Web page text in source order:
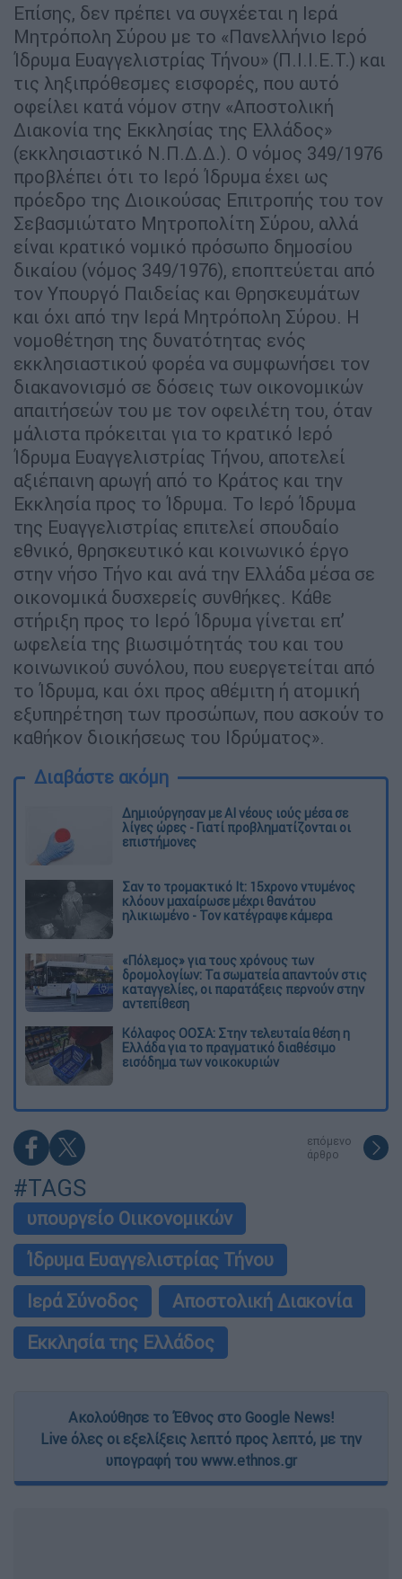
Επίσης, δεν πρέπει να συγχέεται η Ιερά
Μητρόπολη Σύρου με το «Πανελλήνιο Ιερό
Ίδρυμα Ευαγγελιστρίας Τήνου» (Π.Ι.Ι.Ε.Τ.) και
τις ληξιπρόθεσμες εισφορές, που αυτό
οφείλει κατά νόμον στην «Αποστολική
Διακονία της Εκκλησίας της Ελλάδος»
(εκκλησιαστικό Ν.Π.Δ.Δ.). Ο νόμος 349/1976
προβλέπει ότι το Ιερό Ίδρυμα έχει ως
πρόεδρο της Διοικούσας Επιτροπής του τον
Σεβασμιώτατο Μητροπολίτη Σύρου, αλλά
είναι κρατικό νομικό πρόσωπο δημοσίου
δικαίου (νόμος 349/1976), εποπτεύεται από
τον Υπουργό Παιδείας και Θρησκευμάτων
και όχι από την Ιερά Μητρόπολη Σύρου. Η
νομοθέτηση της δυνατότητας ενός
εκκλησιαστικού φορέα να συμφωνήσει τον
διακανονισμό σε δόσεις των οικονομικών
απαιτήσεών του με τον οφειλέτη του, όταν
μάλιστα πρόκειται για το κρατικό Ιερό
Ίδρυμα Ευαγγελιστρίας Τήνου, αποτελεί
αξιέπαινη αρωγή από το Κράτος και την
Εκκλησία προς το Ίδρυμα. Το Ιερό Ίδρυμα
της Ευαγγελιστρίας επιτελεί σπουδαίο
εθνικό, θρησκευτικό και κοινωνικό έργο
στην νήσο Τήνο και ανά την Ελλάδα μέσα σε
οικονομικά δυσχερείς συνθήκες. Κάθε
στήριξη προς το Ιερό Ίδρυμα γίνεται επ’
ωφελεία της βιωσιμότητάς του και του
κοινωνικού συνόλου, που ευεργετείται από
το Ίδρυμα, και όχι προς αθέμιτη ή ατομική
εξυπηρέτηση των προσώπων, που ασκούν το
καθήκον διοικήσεως του Ιδρύματος».
Διαβάστε ακόμη
Δημιούργησαν με AI νέους ιούς μέσα σε
λίγες ώρες - Γιατί προβληματίζονται οι
επιστήμονες
Σαν το τρομακτικό It: 15χρονο ντυμένος
κλόουν μαχαίρωσε μέχρι θανάτου
ηλικιωμένο - Τον κατέγραψε κάμερα
«Πόλεμος» για τους χρόνους των
δρομολογίων: Τα σωματεία απαντούν στις
καταγγελίες, οι παρατάξεις περνούν στην
αντεπίθεση
Κόλαφος ΟΟΣΑ: Στην τελευταία θέση η
Ελλάδα για το πραγματικό διαθέσιμο
εισόδημα των νοικοκυριών
επόμενο
άρθρο
#TAGS
υπουργείο Οιικονομικών
Ίδρυμα Ευαγγελιστρίας Τήνου
Ιερά Σύνοδος
Αποστολική Διακονία
Εκκλησία της Ελλάδος
Ακολούθησε το Έθνος στο Google News!
Live όλες οι εξελίξεις λεπτό προς λεπτό, με την
υπογραφή του www.ethnos.gr